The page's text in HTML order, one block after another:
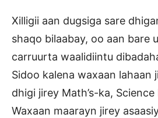
Xilligii aan dugsiga sare
shaqo bilaabay, oo aan bare
carruurta waalidiintu
Sidoo kalena waxaan lahaan
dhigi jirey Math’s-ka,
Waxaan maarayn jirey